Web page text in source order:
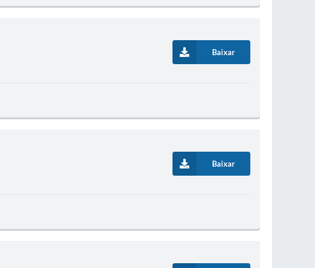
Baixar
Baixar